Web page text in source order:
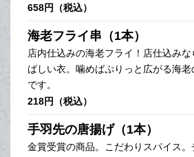
658円（税込）
海老フライ串（1本）
店内仕込みの海老フライ！店仕込み
ばしい衣。噛めばぷりっと広がる海
です。
218円（税込）
手羽先の唐揚げ（1本）
金賞受賞の商品。こだわりスパイス